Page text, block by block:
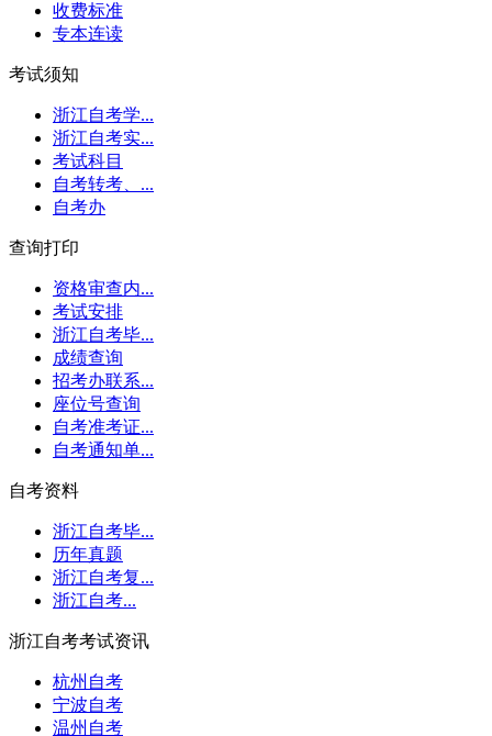
收费标准
专本连读
考试须知
浙江自考学...
浙江自考实...
考试科目
自考转考、...
自考办
查询打印
资格审查内...
考试安排
浙江自考毕...
成绩查询
招考办联系...
座位号查询
自考准考证...
自考通知单...
自考资料
浙江自考毕...
历年真题
浙江自考复...
浙江自考...
浙江自考考试资讯
杭州自考
宁波自考
温州自考